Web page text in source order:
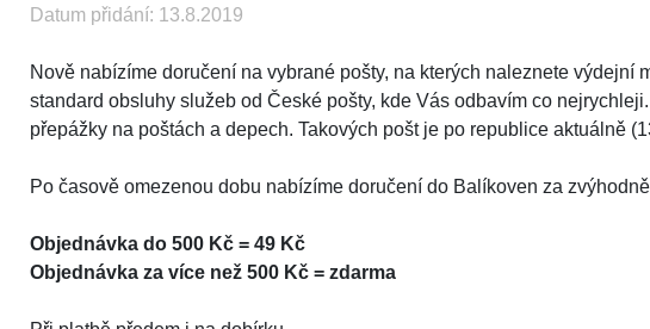
Datum přidání: 13.8.2019
Nově nabízíme doručení na vybrané pošty, na kterých naleznete výdejní
standard obsluhy služeb od České pošty, kde Vás odbavím co
přepážky na poštách a depech. Takových pošt je po republice aktuálně
Po časově omezenou dobu nabízíme doručení do Balíkoven za
Objednávka do 500 Kč = 49 Kč
Objednávka za více než 500 Kč = zdarma